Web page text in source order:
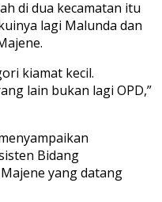
di dua kecamatan itu
lagi Malunda dan
kiamat kecil.
lain bukan lagi OPD,”
Bidang
yang datang